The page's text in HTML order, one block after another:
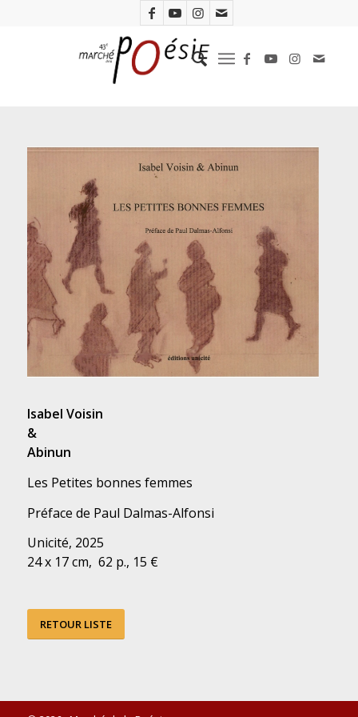
Isabel Voisin
&
Abinun
Les Petites bonnes femmes
Préface de Paul Dalmas-Alfonsi
Unicité, 2025
24 x 17 cm, 62 p., 15 €
RETOUR LISTE